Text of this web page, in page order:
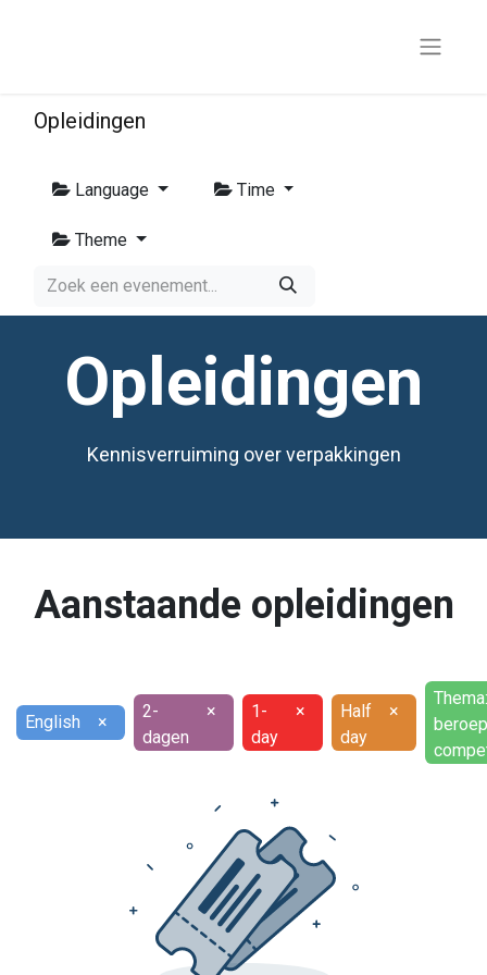
Opleidingen
Language Time
Theme
Opleidingen
Kennisverruiming over verpakkingen
Aanstaande opleidingen
English ×
2-
dagen
×
1-
day
×
Half
day
×
Thema: